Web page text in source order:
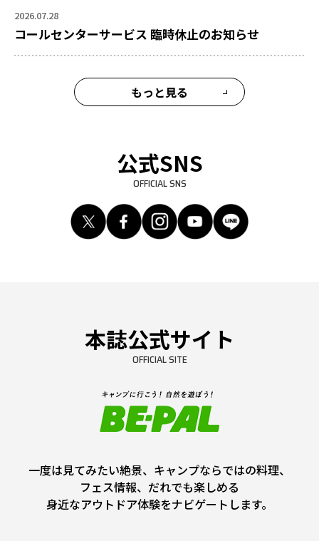
2026.07.28
コールセンターサービス 臨時休止のお知らせ
もっと見る
公式SNS
OFFICIAL SNS
本誌公式サイト
OFFICIAL SITE
一度は見てみたい絶景、キャンプならではの料理、
フェス情報、だれでも楽しめる
身近なアウトドア体験をナビゲートします。